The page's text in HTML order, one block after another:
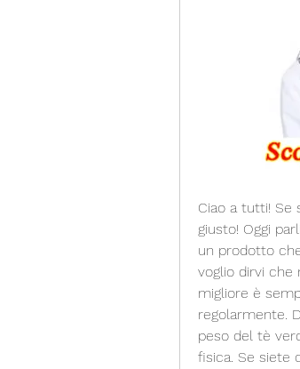
Ciao a tutti! Se
giusto! Oggi
un prodotto
voglio dirvi che
migliore è
regolarmente.
peso del tè
fisica. Se siete